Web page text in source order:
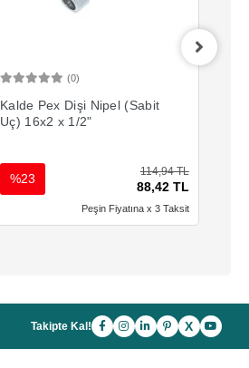
(0)
Kalde Pex Dişi Nipel (Sabit
Uç) 16x2 x 1/2"
114,94 TL
88,42 TL
%23
Peşin Fiyatına x 3 Taksit
Takipte Kal! X